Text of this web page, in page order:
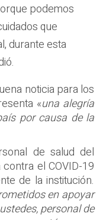
podemos
que
durante esta
noticia para los
«una alegría
por causa de la
de salud del
el COVID-19
de la institución.
en apoyar
personal de